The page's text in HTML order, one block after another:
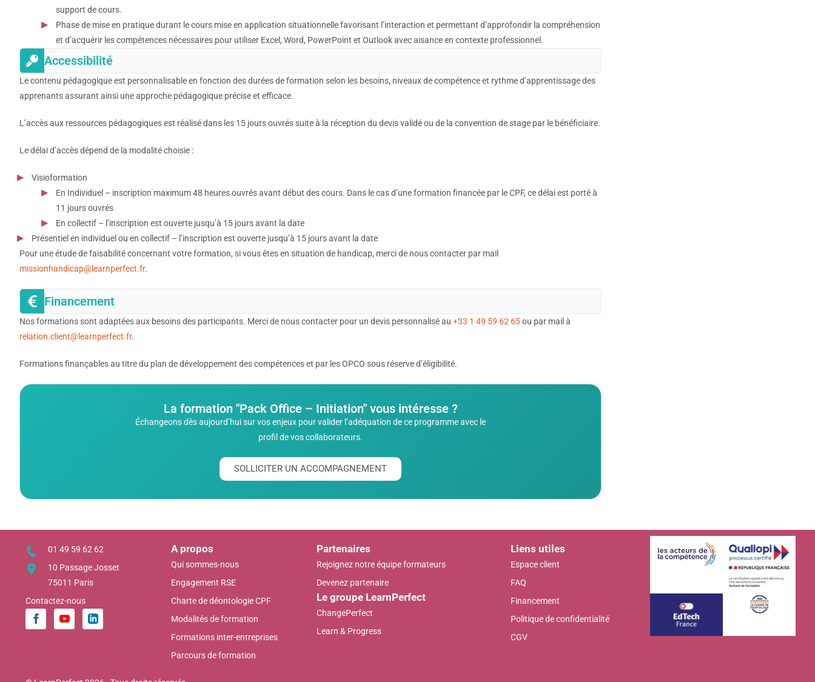
support de cours.
Phase de mise en pratique durant le cours mise en application situationnelle favorisant l’interaction et permettant d’approfondir la compréhension
et d’acquérir les compétences nécessaires pour utiliser Excel, Word, PowerPoint et Outlook avec aisance en contexte professionnel.
Accessibilité
Le contenu pédagogique est personnalisable en fonction des durées de formation selon les besoins, niveaux de compétence et rythme d’apprentissage des
apprenants assurant ainsi une approche pédagogique précise et efficace.
L’accès aux ressources pédagogiques est réalisé dans les 15 jours ouvrés suite à la réception du devis validé ou de la convention de stage par le bénéficiaire.
Le délai d’accès dépend de la modalité choisie :
Visioformation
En Individuel – inscription maximum 48 heures ouvrés avant début des cours. Dans le cas d’une formation financée par le CPF, ce délai est porté à
11 jours ouvrés
En collectif – l’inscription est ouverte jusqu’à 15 jours avant la date
Présentiel en individuel ou en collectif – l’inscription est ouverte jusqu’à 15 jours avant la date
Pour une étude de faisabilité concernant votre formation, si vous êtes en situation de handicap, merci de nous contacter par mail
missionhandicap@learnperfect.fr.
Financement
Nos formations sont adaptées aux besoins des participants. Merci de nous contacter pour un devis personnalisé au +33 1 49 59 62 65ou par mail à
relation.client@learnperfect.fr.
Formations finançables au titre du plan de développement des compétences et par les OPCO sous réserve d’éligibilité.
La formation "Pack Office – Initiation" vous intéresse ?
Échangeons dès aujourd’hui sur vos enjeux pour valider l’adéquation de ce programme avec le
profil de vos collaborateurs.
SOLLICITER UN ACCOMPAGNEMENT
01 49 59 62 62
10 Passage Josset
75011 Paris
Contactez-nous
A propos
Qui sommes-nous
Engagement RSE
Charte de déontologie CPF
Modalités de formation
Formations inter-entreprises
Parcours de formation
Partenaires
Rejoignez notre équipe formateurs
Devenez partenaire
Le groupe LearnPerfect
ChangePerfect
Learn & Progress
Liens utiles
Espace client
FAQ
Financement
Politique de confidentialité
CGV